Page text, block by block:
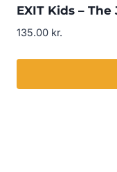
EXIT Kids –
135.00 kr.